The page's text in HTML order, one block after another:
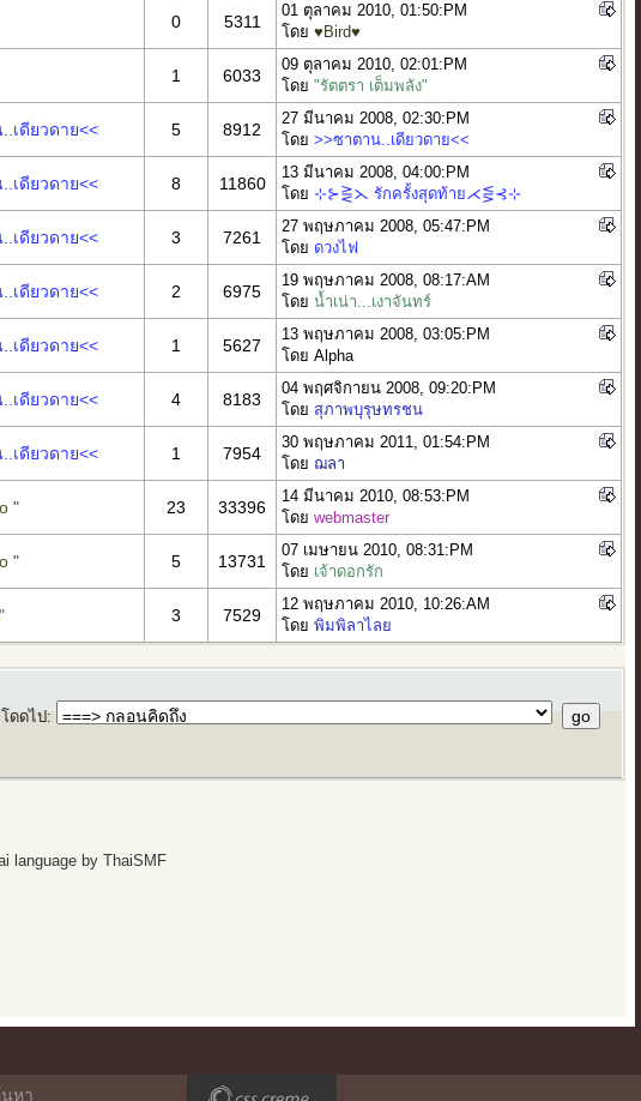
0 5311
01 ตุลาคม 2010, 01:50:PM
โดย♥Bird♥
1 6033
09 ตุลาคม 2010, 02:01:PM
โดย"รัตตรา เต็มพลัง"
เดียวดาย<< 5 8912
27 มีนาคม 2008, 02:30:PM
โดย>>ซาตาน..เดียวดาย<<
เดียวดาย<< 8 11860
13 มีนาคม 2008, 04:00:PM
โดย⊹⊱⋛⋋ รักครั้งสุดท้าย⋌⋚⊰⊹
เดียวดาย<< 3 7261
27 พฤษภาคม 2008, 05:47:PM
โดย ดวงไฟ
เดียวดาย<< 2 6975
19 พฤษภาคม 2008, 08:17:AM
โดยน้ำเน่า...เงาจันทร์
เดียวดาย<< 1 5627
13 พฤษภาคม 2008, 03:05:PM
โดย Alpha
เดียวดาย<< 4 8183
04 พฤศจิกายน 2008, 09:20:PM
โดย สุภาพบุรุษทรชน
เดียวดาย<< 1 7954
30 พฤษภาคม 2011, 01:54:PM
โดย ฌลา
" 23 33396
14 มีนาคม 2010, 08:53:PM
โดยwebmaster
" 5 13731
07 เมษายน 2010, 08:31:PM
โดย เจ้าดอกรัก
3 7529
12 พฤษภาคม 2010, 10:26:AM
โดยพิมพิลาไลย
ดดไป:
language by ThaiSMF
หา